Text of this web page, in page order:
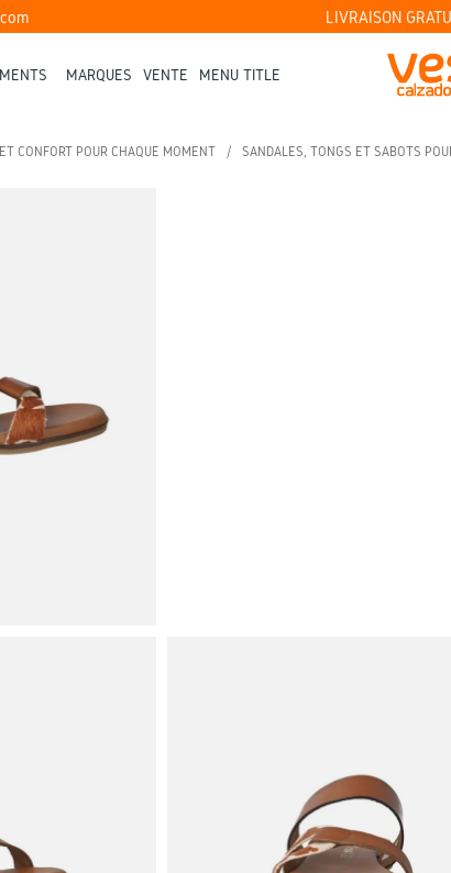
LIVRAISON
MARQUES VENTE MENU TITLE
CONFORT POUR CHAQUE MOMENT SANDALES, TONGS ET SABOTS